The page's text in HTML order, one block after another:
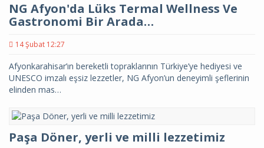
NG Afyon'da Lüks Termal Wellness Ve
Gastronomi Bir Arada…
14 Şubat 12:27
Afyonkarahisar’ın bereketli topraklarının Türkiye’ye hediyesi ve
UNESCO imzalı eşsiz lezzetler, NG Afyon’un deneyimli şeflerinin
elinden mas…
Paşa Döner, yerli ve milli lezzetimiz